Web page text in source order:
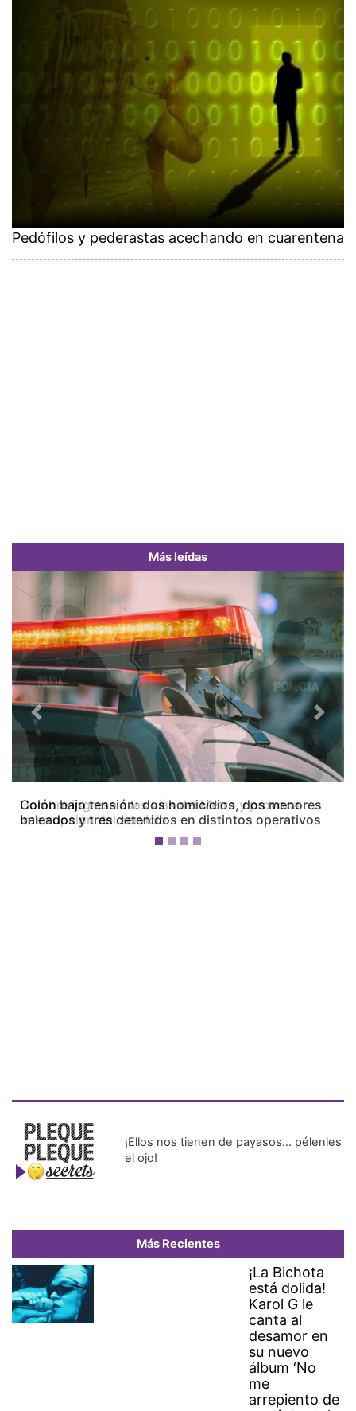
Pedófilos y pederastas acechando en cuarentena
Más leídas
Colón bajo tensión: dos homicidios, dos menores
baleados y tres detenidos en distintos operativos
Previous Next
¡Ellos nos tienen de payasos… pélenles
el ojo!
Más Recientes
¡La Bichota
está dolida!
Karol G le
canta al
desamor en
su nuevo
álbum ‘No
me
arrepiento de